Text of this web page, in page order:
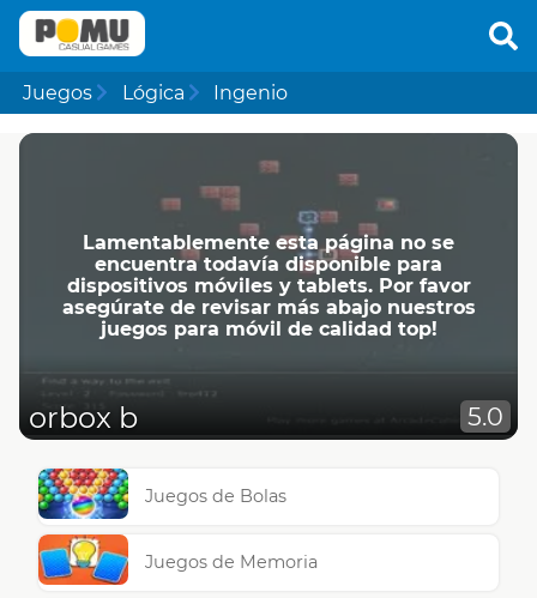
Juegos Lógica Ingenio
Lamentablemente esta página no se
encuentra todavía disponible para
dispositivos móviles y tablets. Por favor
asegúrate de revisar más abajo nuestros
juegos para móvil de calidad top!
orbox b 5.0
Juegos de Bolas
Juegos de Memoria